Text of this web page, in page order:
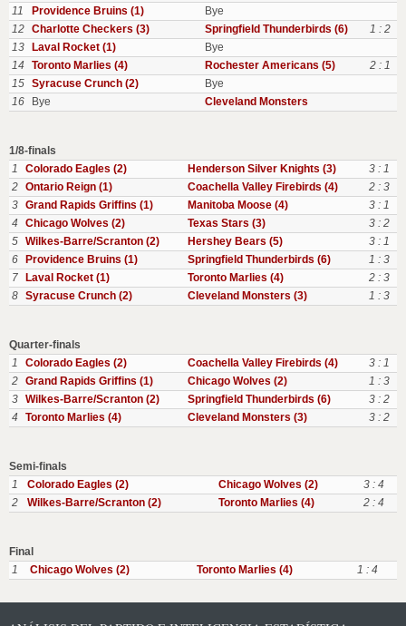
11
Providence Bruins (1)
Bye
12 Charlotte Checkers (3) Springfield Thunderbirds (6)
1 : 2
13
Laval Rocket (1)
Bye
14
Toronto Marlies (4) Rochester Americans (5)
2 : 1
15 Syracuse Crunch (2)
Bye
16
Bye Cleveland Monsters
1/8-finals
1
Colorado Eagles (2) Henderson Silver Knights (3)
3 : 1
2 Ontario Reign (1) Coachella Valley Firebirds (4)
2 : 3
3 Grand Rapids Griffins (1) Manitoba Moose (4)
3 : 1
4
Chicago Wolves (2) Texas Stars (3)
3 : 2
5 Wilkes-Barre/Scranton (2) Hershey Bears (5)
3 : 1
6
Providence Bruins (1) Springfield Thunderbirds (6)
1 : 3
7
Laval Rocket (1) Toronto Marlies (4)
2 : 3
8 Syracuse Crunch (2) Cleveland Monsters (3) 1 : 3
Quarter-finals
1
Colorado Eagles (2) Coachella Valley Firebirds (4)
3 : 1
2 Grand Rapids Griffins (1) Chicago Wolves (2)
1 : 3
3 Wilkes-Barre/Scranton (2) Springfield Thunderbirds (6)
3 : 2
4
Toronto Marlies (4) Cleveland Monsters (3) 3 : 2
Semi-finals
1
Colorado Eagles (2) Chicago Wolves (2)
3 : 4
2
Wilkes-Barre/Scranton (2) Toronto Marlies (4) 2 : 4
Final
1
Chicago Wolves (2) Toronto Marlies (4) 1 : 4